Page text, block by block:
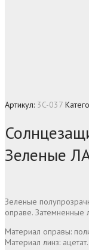
Артикул: 3C-037
Зеленые
Зеленые
оправе. Затемненные
Материал оправы:
Материал линз: ацетат.